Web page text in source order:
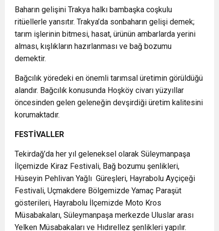
Baharın gelişini Trakya halkı bambaşka coşkulu
ritüellerle yansıtır. Trakya’da sonbaharın gelişi demek;
tarım işlerinin bitmesi, hasat, ürünün ambarlarda yerini
alması, kışlıkların hazırlanması ve bağ bozumu
demektir.
Bağcılık yöredeki en önemli tarımsal üretimin görüldüğü
alandır. Bağcılık konusunda Hoşköy civarı yüzyıllar
öncesinden gelen geleneğin devşirdiği üretim kalitesini
korumaktadır.
FESTİVALLER
Tekirdağ’da her yıl geleneksel olarak Süleymanpaşa
İlçemizde Kiraz Festivali, Bağ bozumu şenlikleri,
Hüseyin Pehlivan Yağlı Güreşleri, Hayrabolu Ayçiçeği
Festivali, Uçmakdere Bölgemizde Yamaç Paraşüt
gösterileri, Hayrabolu İlçemizde Moto Kros
Müsabakaları, Süleymanpaşa merkezde Uluslar arası
Yelken Müsabakaları ve Hıdırellez şenlikleri yapılır.